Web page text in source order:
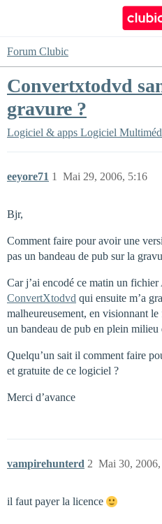
Forum Clubic
Convertxtodvd
gravure ?
Logiciel & apps Logiciel
eeyore71 Mai 29, 2006, 5:16
1
Bjr,
Comment faire pour avoir une
pas un bandeau de pub sur la
Car j’ai encodé ce matin un
ConvertXtodvd qui ensuite m’a
malheureusement, en visionnant
un bandeau de pub en plein milieu
Quelqu’un sait il comment faire
et gratuite de ce logiciel ?
Merci d’avance
vampirehunterd Mai 30,
2
il faut payer la licence